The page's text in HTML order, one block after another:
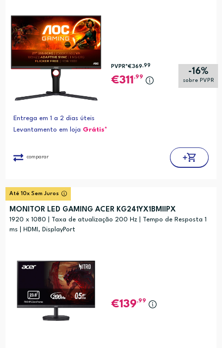
-16%
sobre PVPR
PVPR*€369,99
311 ,99
Entrega em 1 a 2 dias úteis
Levantamento em loja Grátis*
comparar
Até 10x Sem Juros
MONITOR LED GAMING ACER KG241YX1BMIIPX
1920 x 1080 | Taxa de atualização 200 Hz | Tempo de Resposta 1
ms | HDMI, DisplayPort
139,99